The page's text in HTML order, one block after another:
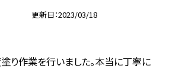
更新日 2023/03/18
り作業を行いました。本当に丁寧に